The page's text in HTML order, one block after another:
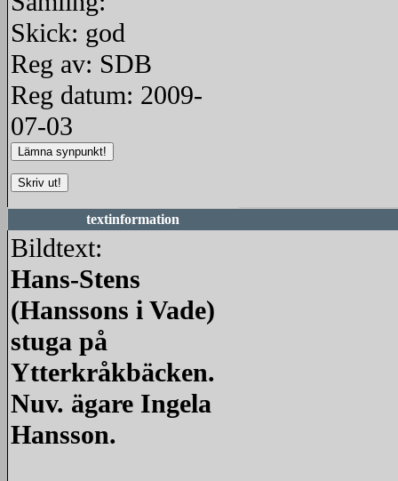
Skick: god
Reg av: SDB
Reg datum: 2009-
07-03
textinformation
Bildtext:
Hans-Stens
(Hanssons i Vade)
stuga på
Ytterkråkbäcken.
Nuv. ägare Ingela
Hansson.